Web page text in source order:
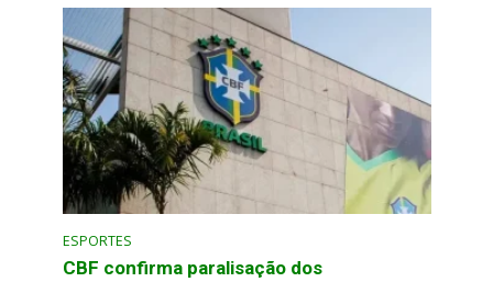
ESPORTES
CBF confirma paralisação dos